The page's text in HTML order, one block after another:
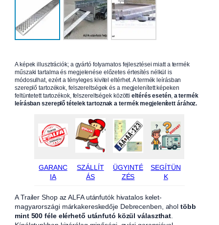
A képek illusztrációk; a gyártó folyamatos fejlesztései miatt a termék
műszaki tartalma és megjelenése előzetes értesítés nélkül is
módosulhat, ezért a tényleges kivitel eltérhet. A termék leírásban
szereplő tartozékok, felszereltségek és a megjelenített képeken
feltüntetett tartozékok, felszereltségek közöttieltérés esetén, a termék
leírásban szereplő tételek tartoznak a termék megjelenített árához.
GARANC
IA
SZÁLLÍT
ÁS
ÜGYINTÉ
ZÉS
SEGÍTÜN
K
A Trailer Shop az ALFA utánfutók hivatalos kelet-
magyarországi márkakereskedője Debrecenben, aholtöbb
mint 500 féle elérhető utánfutó közül választhat